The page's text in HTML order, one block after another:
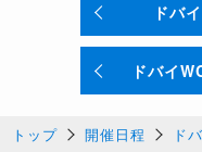
ドバ
ドバイ
トップ 開催日程
ド